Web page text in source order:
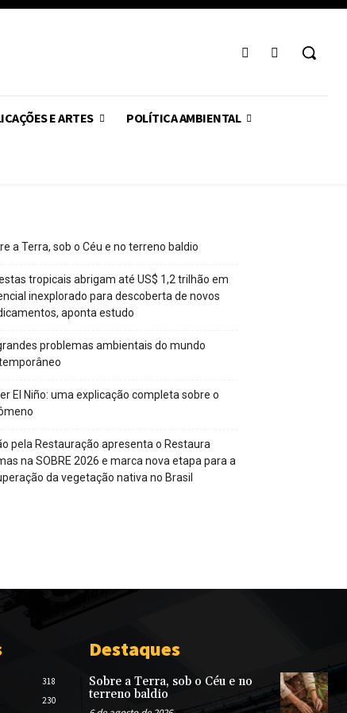
E ARTES POLÍTICA AMBIENTAL
a Terra, sob o Céu e no terreno baldio
tropicais abrigam até US$ 1,2 trilhão em
inexplorado para descoberta de novos
aponta estudo
problemas ambientais do mundo
El Niño: uma explicação completa sobre o
pela Restauração apresenta o Restaura
na SOBRE 2026 e marca nova etapa para a
da vegetação nativa no Brasil
318
230
Destaques
Sobre a Terra, sob o Céu e no
terreno baldio